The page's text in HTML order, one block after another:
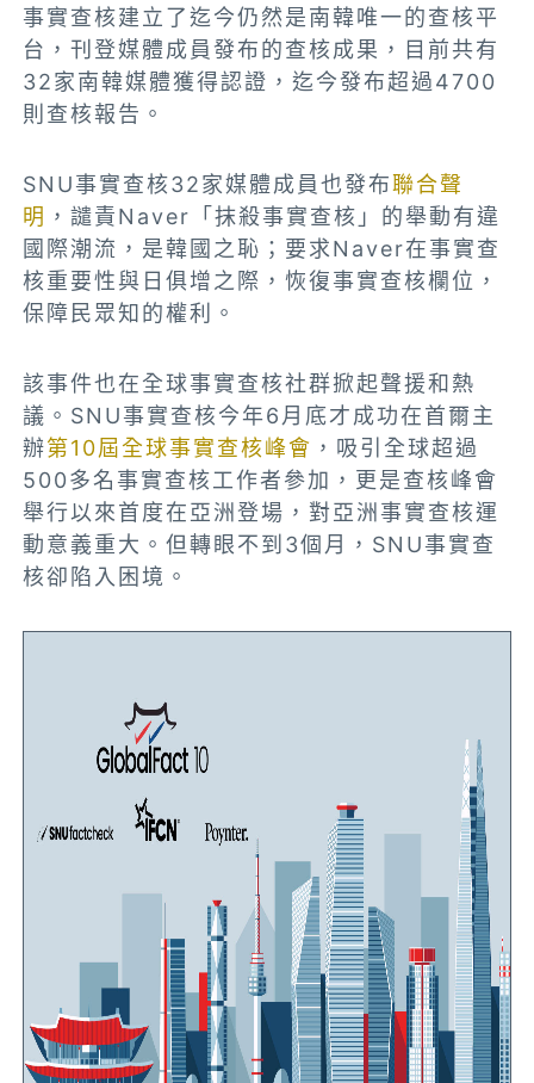
事實查核建立了迄今仍然是南韓唯一的查核平
台，刊登媒體成員發布的查核成果，目前共有
32家南韓媒體獲得認證，迄今發布超過4700
則查核報告。
SNU事實查核32家媒體成員也發布聯合聲
明 ，譴責Naver「抹殺事實查核」的舉動有違
國際潮流，是韓國之恥；要求Naver在事實查
核重要性與日俱增之際，恢復事實查核欄位，
保障民眾知的權利。
該事件也在全球事實查核社群掀起聲援和熱
議。SNU事實查核今年6月底才成功在首爾主
辦第10屆全球事實查核峰會 ，吸引全球超過
500多名事實查核工作者參加，更是查核峰會
舉行以來首度在亞洲登場，對亞洲事實查核運
動意義重大。但轉眼不到3個月，SNU事實查
核卻陷入困境。